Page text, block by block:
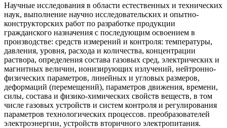
Научные исследования в области естественных и технических
наук, выполнение научно исследовательских и опытно-
конструкторских работ по разработке продукции
гражданского назначения с последующим освоением в
производстве: средств измерений и контроля: температуры,
давления, уровня, расхода и количества, концентрации
раствора, определения состава газовых сред, электрических и
магнитных величин, ионизирующих излучений, нейтронно-
физических параметров, линейных и угловых размеров,
деформаций (перемещений), параметров движения, времени,
силы, состава и физико-химических свойств веществ, в том
числе газовых устройств и систем контроля и регулирования
параметров технологических процессов. преобразователей
электроэнергии, устройств вторичного электропитания.